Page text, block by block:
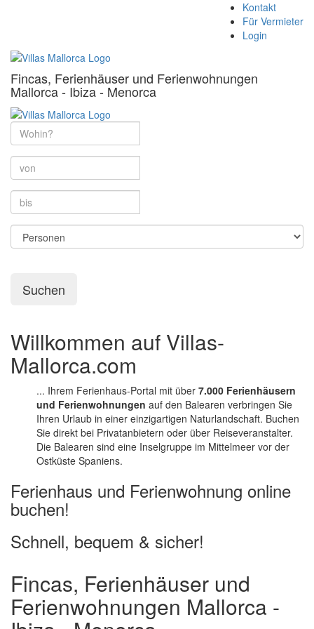
Kontakt
Für Vermieter
Login
Fincas, Ferienhäuser und Ferienwohnungen
Mallorca - Ibiza - Menorca
Suchen
Willkommen auf Villas-
Mallorca.com
... Ihrem Ferienhaus-Portal mit über7.000 Ferienhäusern
und Ferienwohnungen auf den Balearen verbringen Sie
Ihren Urlaub in einer einzigartigen Naturlandschaft. Buchen
Sie direkt bei Privatanbietern oder über Reiseveranstalter.
Die Balearen sind eine Inselgruppe im Mittelmeer vor der
Ostküste Spaniens.
Ferienhaus und Ferienwohnung online
buchen!
Schnell, bequem & sicher!
Fincas, Ferienhäuser und
Ferienwohnungen Mallorca -